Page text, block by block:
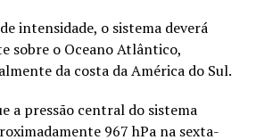
intensidade, o sistema deverá
sobre o Oceano Atlântico,
da costa da América do Sul.
a pressão central do sistema
967 hPa na sexta-